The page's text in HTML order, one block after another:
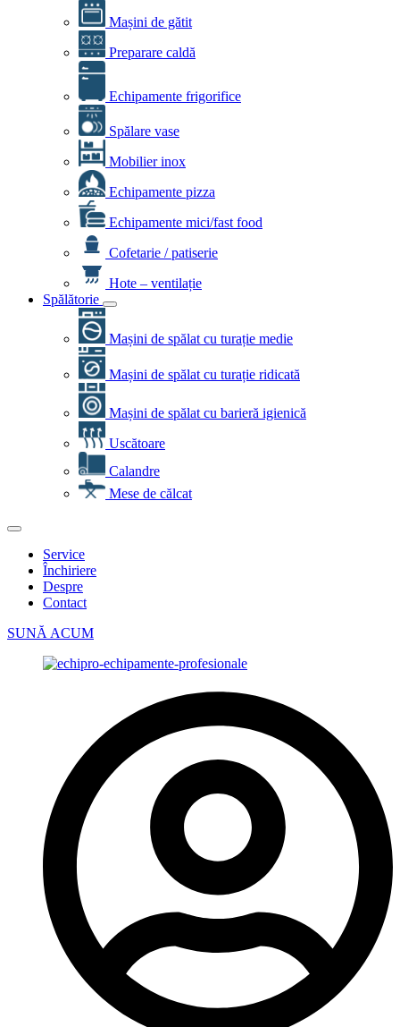
Mașini de gătit
Preparare caldă
Echipamente frigorifice
Spălare vase
Mobilier inox
Echipamente pizza
Echipamente mici/fast food
Cofetarie / patiserie
Hote – ventilație
Spălătorie
Mașini de spălat cu turație medie
Mașini de spălat cu turație ridicată
Mașini de spălat cu barieră igienică
Uscătoare
Calandre
Mese de călcat
Service
Închiriere
Despre
Contact
SUNĂ ACUM